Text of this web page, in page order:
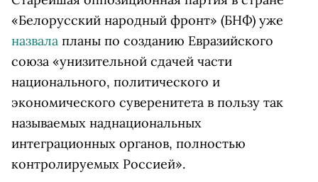
«Белорусский народный фронт» (БНФ) уже
назвала планы по созданию Евразийского
союза «унизительной сдачей части
национального, политического и
экономического суверенитета в пользу так
называемых наднациональных
интеграционных органов, полностью
контролируемых Россией».